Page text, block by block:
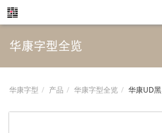
华康字型全览
华康字型 产品 华康字型全览 华康UD黑